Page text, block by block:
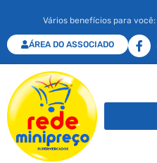
Vários benefícios para você:
ÁREA DO ASSOCIADO